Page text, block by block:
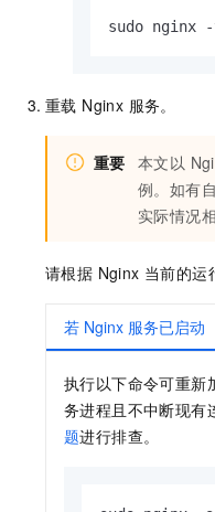
sudo nginx
重载 Nginx 服务。
重要 本文以
例。如有
实际情况
请根据 Nginx 当前的运
若 Nginx 服务已启动
执行以下命令可重新
务进程且不中断现有
题进行排查。